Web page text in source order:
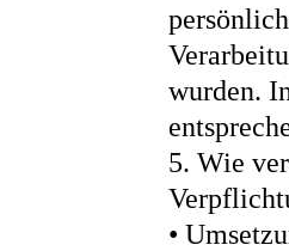
wurden.
5. Wie
•